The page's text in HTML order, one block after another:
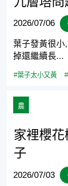
2026/07/06
葉子發黃很小
掉還繼續長...
#葉子太小又黃
農
家裡櫻
子
2026/07/03